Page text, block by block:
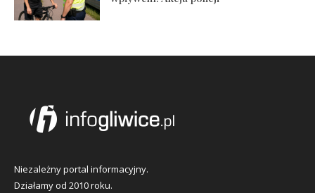
Niezależny portal informacyjny.
Działamy od 2010 roku.